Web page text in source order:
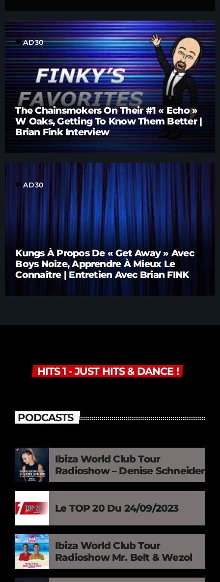
labelAD30
The Chainsmokers On Their #1 « Echo »
W Oaks, Getting To Know Them Better |
Brian Fink Interview
label AD30
Kungs À Propos De « Get Away » Avec
Boys Noize, Apprendre À Mieux Le
Connaître | Entretien Avec Brian FINK
HITS 1 - JUST HITS & DANCE !
PODCASTS
Ibiza World Club Tour
Radioshow – Denise Schneider
Le TOP 20 Du 24/09/2023
Ibiza World Club Tour
Radioshow Mr. Belt & Wezol